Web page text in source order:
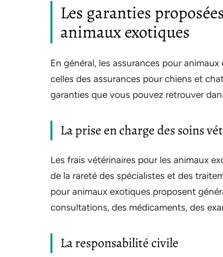
Les garanties
animaux exotiques
En général, les assurances pour
celles des assurances pour chiens et
garanties que vous pouvez retrouver
La prise en charge des soins
Les frais vétérinaires pour les animaux
de la rareté des spécialistes et des
pour animaux exotiques proposent
consultations, des médicaments, des
La responsabilité civile